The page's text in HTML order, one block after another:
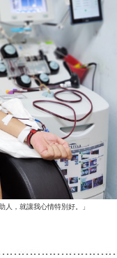
，就讓我心情特別好。」